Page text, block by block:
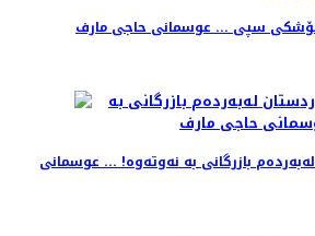
سپی ... عوسمانی حاجی مارف
بازرگانی بە نەوتەوە! ... عوسمانی